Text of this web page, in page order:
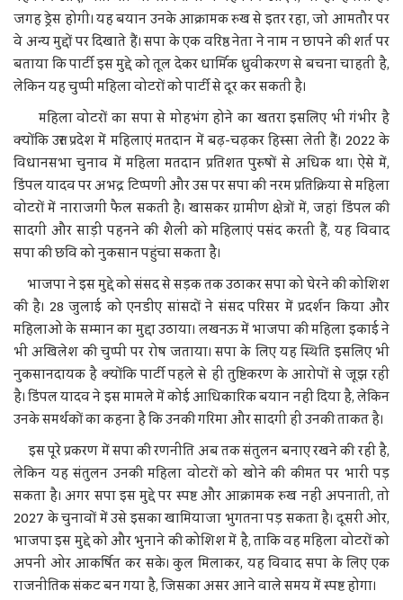
जगह ड्रेस होगी। यह बयान उनके आक्रामक रुख से इतर रहा, जो आमतौर पर
वे अन्य मुद्दों पर दिखाते हैं। सपा के एक वरिष्ठ नेता ने नाम न छापने की शर्त पर
बताया कि पार्टी इस मुद्दे को तूल देकर धार्मिक ध्रुवीकरण से बचना चाहती है,
लेकिन यह चुप्पी महिला वोटरों को पार्टी से दूर कर सकती है।
महिला वोटरों का सपा से मोहभंग होने का खतरा इसलिए भी गंभीर है
क्योंकि उत्तर प्रदेश में महिलाएं मतदान में बढ़-चढ़कर हिस्सा लेती हैं। 2022 के
विधानसभा चुनाव में महिला मतदान प्रतिशत पुरुषों से अधिक था। ऐसे में,
डिंपल यादव पर अभद्र टिप्पणी और उस पर सपा की नरम प्रतिक्रिया से महिला
वोटरों में नाराजगी फैल सकती है। खासकर ग्रामीण क्षेत्रों में, जहां डिंपल की
सादगी और साड़ी पहनने की शैली को महिलाएं पसंद करती हैं, यह विवाद
सपा की छवि को नुकसान पहुंचा सकता है।
भाजपा ने इस मुद्दे को संसद से सड़क तक उठाकर सपा को घेरने की कोशिश
की है। 28 जुलाई को एनडीए सांसदों ने संसद परिसर में प्रदर्शन किया और
महिलाओं के सम्मान का मुद्दा उठाया। लखनऊ में भाजपा की महिला इकाई ने
भी अखिलेश की चुप्पी पर रोष जताया। सपा के लिए यह स्थिति इसलिए भी
नुकसानदायक है क्योंकि पार्टी पहले से ही तुष्टिकरण के आरोपों से जूझ रही
है। डिंपल यादव ने इस मामले में कोई आधिकारिक बयान नहीं दिया है, लेकिन
उनके समर्थकों का कहना है कि उनकी गरिमा और सादगी ही उनकी ताकत है।
इस पूरे प्रकरण में सपा की रणनीति अब तक संतुलन बनाए रखने की रही है,
लेकिन यह संतुलन उनकी महिला वोटरों को खोने की कीमत पर भारी पड़
सकता है। अगर सपा इस मुद्दे पर स्पष्ट और आक्रामक रुख नहीं अपनाती, तो
2027 के चुनावों में उसे इसका खामियाजा भुगतना पड़ सकता है। दूसरी ओर,
भाजपा इस मुद्दे को और भुनाने की कोशिश में है, ताकि वह महिला वोटरों को
अपनी ओर आकर्षित कर सके। कुल मिलाकर, यह विवाद सपा के लिए एक
राजनीतिक संकट बन गया है, जिसका असर आने वाले समय में स्पष्ट होगा।